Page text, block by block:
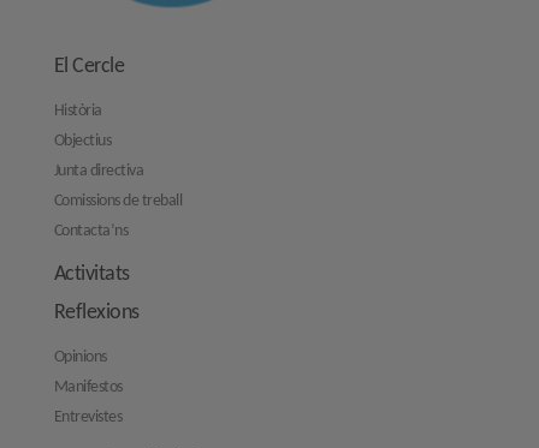
El Cercle
Història
Objectius
Junta directiva
Comissions de treball
Contacta’ns
Activitats
Reflexions
Opinions
Manifestos
Entrevistes